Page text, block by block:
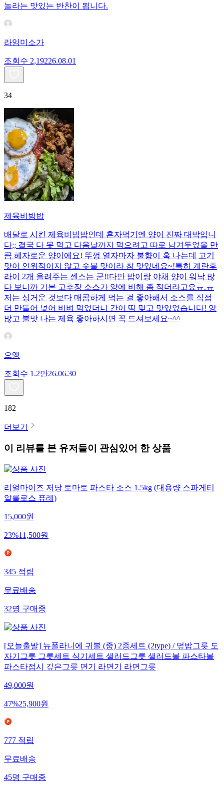
놀라는 맛있는 반찬이 됩니다.
라임미소가
조회수 2,19226.08.01
34
제육비빔밥
배달로 시킨 제육비빔밥인데 혼자먹기엔 양이 진짜 대박입니
다;; 결국 다 못 먹고 다음날까지 먹으려고 따로 남겨두었을 만
큼 혜자로운 양이에요! 뚜껑 열자마자 불향이 훅 나는데 고기
맛이 인위적이지 않고 숯불 맛이라 참 맛있네요~!특히 계란후
라이 2개 올려주는 센스는 굳!! ​다만 밥이랑 야채 양이 워낙 많
다 보니까 기본 고추장 소스가 양에 비해 좀 적더라고요ㅠ.ㅠ
저는 싱거운 것보다 매콤하게 먹는 걸 좋아해서 소스를 직접
더 만들어 넣어 비벼 먹었더니 간이 딱 맞고 맛있었습니다! 양
많고 불맛 나는 제육 좋아하시면 꼭 드셔보세요~^^
으앵
조회수 1.2만26.06.30
182
더보기
이 리뷰를 본 유저들이 관심있어 한 상품
리얼마이즈 저당 토마토 파스타 소스 1.5kg (대용량 스파게티
알룰로스 퓨레)
15,000원
23%11,500원
345 적립
무료배송
32명 구매중
[오늘출발] 뉴폴라니에 귀볼 (중) 2종세트 (2type) / 덮밥그릇 도
자기그릇 그릇세트 식기세트 샐러드그릇 샐러드볼 파스타볼
파스타접시 깊은그릇 면기 라면기 라면그릇
49,000원
47%25,900원
777 적립
무료배송
45명 구매중